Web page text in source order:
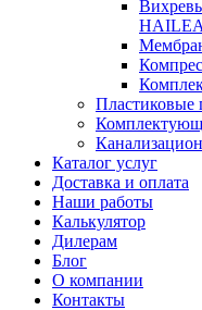
HAILEA
Пластиковые
Каталог услуг
Доставка и оплата
Наши работы
Калькулятор
Дилерам
Блог
О компании
Контакты